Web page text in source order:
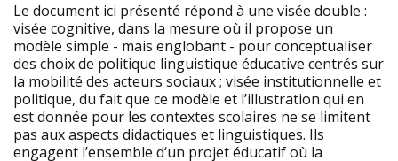
Le document ici présenté répond à une visée double :
visée cognitive, dans la mesure où il propose un
modèle simple - mais englobant - pour conceptualiser
des choix de politique linguistique éducative centrés sur
la mobilité des acteurs sociaux ; visée institutionnelle et
politique, du fait que ce modèle et l’illustration qui en
est donnée pour les contextes scolaires ne se limitent
pas aux aspects didactiques et linguistiques. Ils
engagent l’ensemble d‘un projet éducatif où la